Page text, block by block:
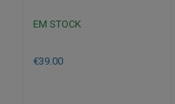
EM STOCK
€39.00